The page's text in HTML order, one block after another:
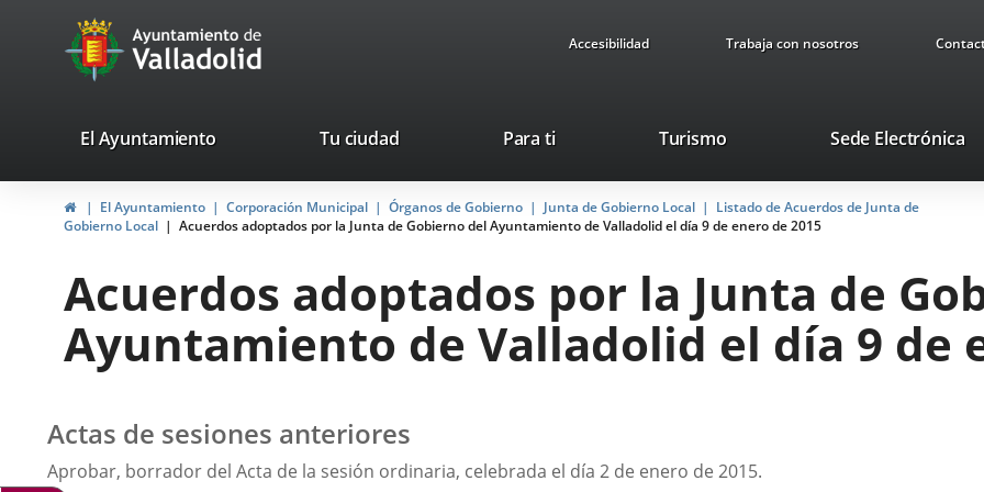
Portal
Web
Ayuntamiento
de
Valladolid
Accesibilidad Trabaja con nosotros
valladolid.es
El Ayuntamiento Tu ciudad Para ti TurismoThis
will
open
in
pop-
up
window.
Sede Electrónica
HomeEl Ayuntamiento Corporación Municipal Órganos de Gobierno Junta de Gobierno Local
Listado de Acuerdos de Junta de
Gobierno Local
Acuerdos adoptados por la Junta de Gobierno del Ayuntamiento de Valladolid el día 9 de enero de 2015
Acuerdos adoptados por la Junta de
Ayuntamiento de Valladolid el día 9 de
Actas de sesiones anteriores
Aprobar, borrador del Acta de la sesión ordinaria, celebrada el día 2 de enero de 2015.